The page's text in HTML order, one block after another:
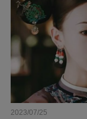
2023/07/25